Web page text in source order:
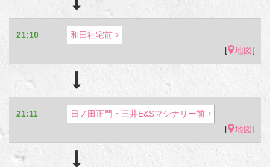
21:10
和田社宅前
[
地図]
21:11
日ノ田正門・三井E&Sマシナリー前
[
地図]